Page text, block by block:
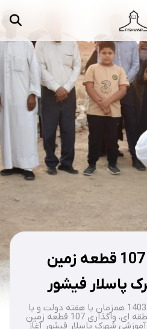
تصاویر
دسته‌بندی‌ها
آغاز واگذاری 107 قطعه زمین
پاسلار فیشور
دوشنبه پنجم شهریور ماه 1403 همزمان با هفته دولت و با
حضور مسئولین محلی و منطقه ای، واگذاری 107 قطعه زمین
شهرک پاسلار فیشور آغاز